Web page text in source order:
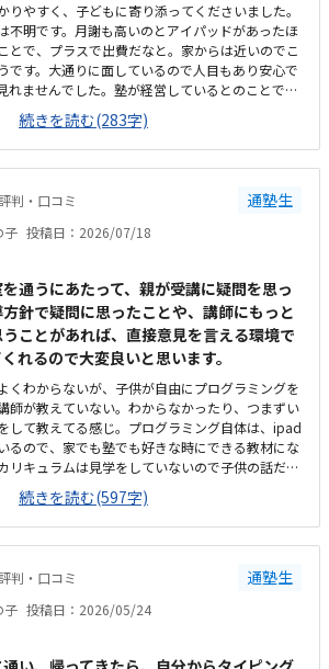
りやすく、子どもに寄り添ってくださいました。
不明です。月謝も高いのとアイパッドがあったほ
とで、プラスで出費だなと。家からは近いのでこ
です。大通りに面しているので人目もあり安心で
れませんでした。塾が経営しているとのことで塾
した。建物自体が古い感じでした。週1で15,000
た。もう少し回数を増やしてもらうか、下げても
明してくれた方はとても説明がわかりやすく、こ
いました。
続きを読む(283字)
判・口コミ 通塾生
子 投稿日：2026/07/18
通うにあたって、親が受講に疑問を思っ
針で疑問に思ったことや、講師にもっと
ことがあれば、直接意見を言える環境で
れるので大変良いと思います。
くわからないが、子供が自由にプログラミングを
師が教えていない。わからなかったり、つまずい
して教えてる感じ。プログラミング自体は、ipad
るので、家でも塾でも好きな時にできる教材にな
リキュラムは見学をしていないので子供の話だ
ていないみたい。月1回はプログラミングで作っ
ていたが、実施してないみたい。駅からは徒歩で
道だから迷うことなく来れるので立地は良いと思
で、車の送迎は路上駐車になります。駐輪スペー
も近い人なら行けると思います。奥の方まで覗い
はわからないが、入り口や教室の内装は奇麗だと
すい感じがします。ひとそれぞれになってしまい
んが、オンラインでなく、対面で教えてくれるの
す。子供には楽しいみたいで、家でも自由にプロ
す。たまにゲームみたいなものを作っていて、親
続きを読む(597字)
判・口コミ 通塾生
子 投稿日：2026/05/24